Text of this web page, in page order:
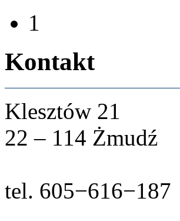
1
Kon­takt
Klesztów 21
22 – 114 Żmudź
tel. 605−616−187